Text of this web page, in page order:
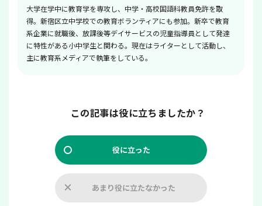
大学在学中に教育学を専攻し、中学・高校国語科教員免許を取
得。新宿区立中学校での教育ボランティアにも参加。新卒で教育
系企業に就職後、放課後等デイサービスの児童指導員として発達
に特性がある小中学生と関わる。現在はライターとして活動し、
主に教育系メディアで執筆をしている。
この記事は役に立ちましたか？
役に立った
あまり役に立たなかった